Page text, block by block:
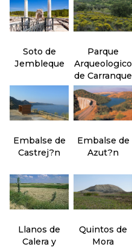
Soto de
Jembleque
Parque
Arqueologico
de Carranque
Embalse de
Castrej?n
Embalse de
Azut?n
Llanos de
Calera y
Quintos de
Mora